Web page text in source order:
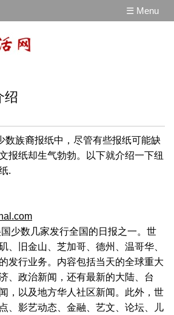
☰ Menu
绍
数族裔报纸中，尽管有些报纸可能缺
报纸却生气勃勃。以下就介绍一下纽
.
少数几家发行全国的日报之一。世
、旧金山、芝加哥、德州、温哥华、
发行业务。内容包括当天的全球重大
、政治新闻，还有最新的大陆、台
，以及地方华人社区新闻。此外，世
、影艺动态、金融、艺文、论坛、儿